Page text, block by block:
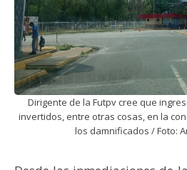
Dirigente de la Futpv cree que
invertidos, entre otras cosas, en la
los damnificados / Foto: